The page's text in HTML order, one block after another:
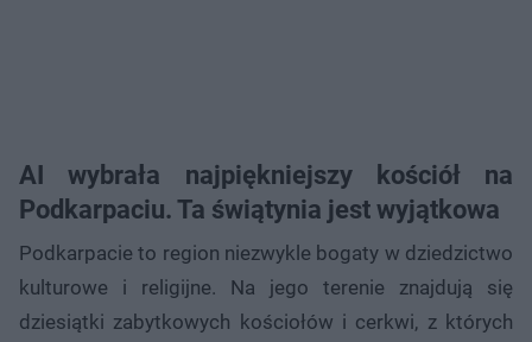
AI wybrała najpiękniejszy kościół na
Podkarpaciu. Ta świątynia jest wyjątkowa
Podkarpacie to region niezwykle bogaty w dziedzictwo
kulturowe i religijne. Na jego terenie znajdują się
dziesiątki zabytkowych kościołów i cerkwi, z których